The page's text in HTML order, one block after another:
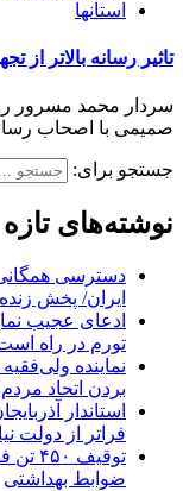
استانها
تاثیر رسانه بالاتر
سردار محمد مسرور
صمیمی با اصحاب
جستجو برای:
نوشته‌های تازه
دسترسی
ایران/ پخش
ادعای عجیب
تورم در راه
نماینده
بردن اتحاد
استاندار
فراتر از دولت
ضوابط بهداشتی